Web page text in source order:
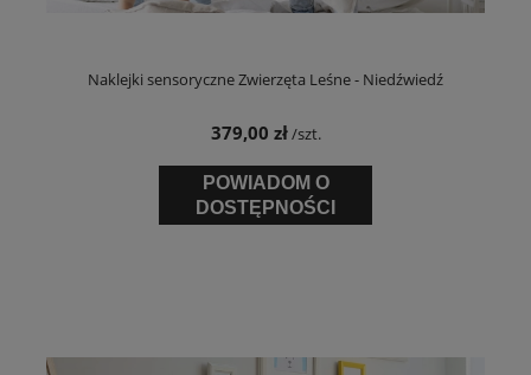
Naklejki sensoryczne Zwierzęta Leśne - Niedźwiedź
379,00 zł/szt.
POWIADOM O
DOSTĘPNOŚCI